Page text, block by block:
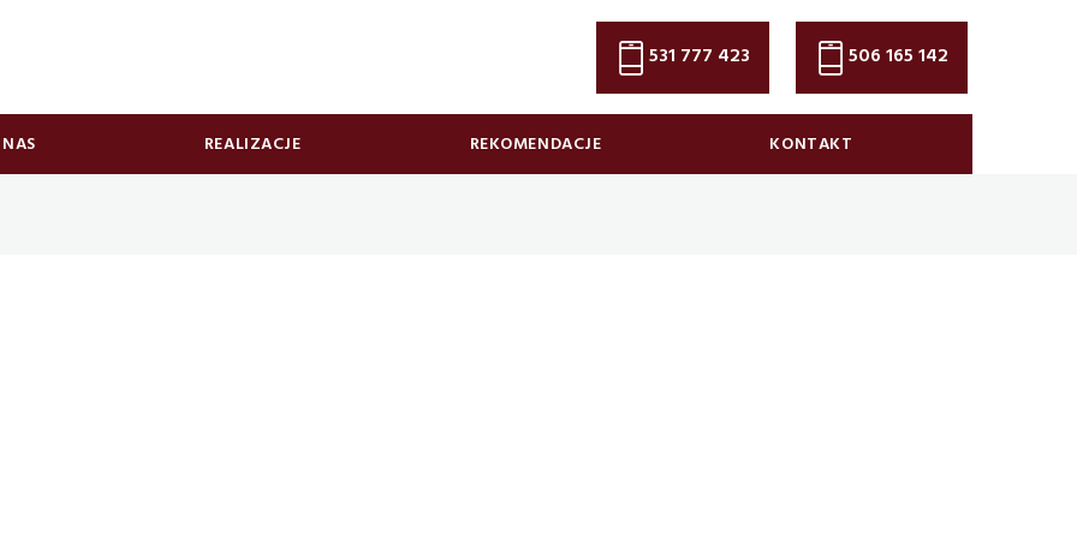
531 777 423 506 165 142
REALIZACJE REKOMENDACJE KONTAKT